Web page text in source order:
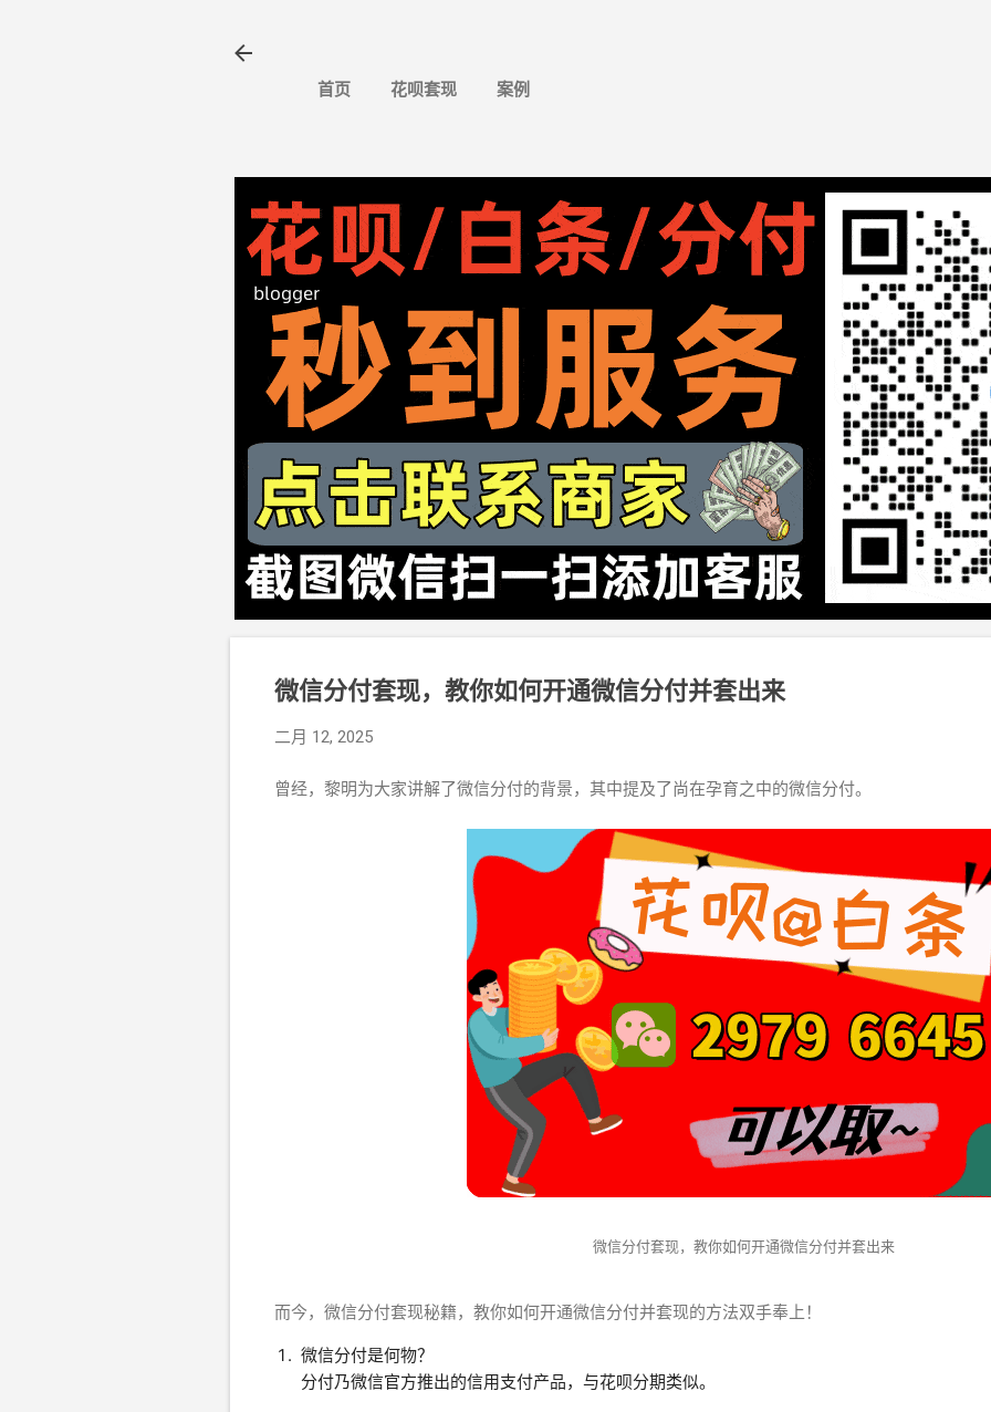
首页 花呗套现 案例
微信分付套现，教你如何开通微信分付并套出来
二月 12, 2025
曾经，黎明为大家讲解了微信分付的背景，其中提及了尚在孕育之中的微信分付。
微信分付套现，教你如何开通微信分付并套出来
而今，微信分付套现秘籍，教你如何开通微信分付并套现的方法双手奉上！
微信分付是何物？
分付乃微信官方推出的信用支付产品，与花呗分期类似。